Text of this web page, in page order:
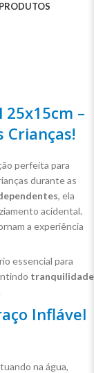
–
Crianças!
perfeita para
durante as
, ela
acidental.
a experiência
essencial para
tranquilidade
Inflável
na água,